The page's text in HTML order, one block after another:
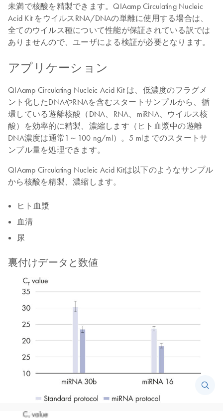
未満で核酸を精製できます。QIAamp Circulating Nucleic
Acid Kit をウイルスRNA/DNAの単離に使用する場合は、
全てのウイルス種について性能が保証されている訳では
ありませんので、ユーザによる検証が必要となります。
アプリケーション
QIAamp Circulating Nucleic Acid Kit は、低濃度のフラグメ
ント化したDNAやRNAを含むスタートサンプルから、循
環している遊離核酸（DNA、RNA、miRNA、ウイルス核
酸）を効率的に精製、濃縮します（ヒト血漿中の遊離
DNA濃度は通常1～100 ng/ml）。5 mlまでのスタートサ
ンプル量を処理できます。
QIAamp Circulating Nucleic Acid Kitは以下のようなサンプル
から核酸を精製、濃縮します。
ヒト血漿
血清
尿
裏付けデータと数値